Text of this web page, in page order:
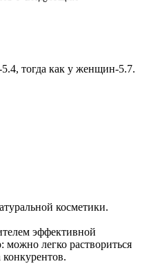
тогда как у женщин-5.7.
косметики.
эффективной
можно легко раствориться
конкурентов.